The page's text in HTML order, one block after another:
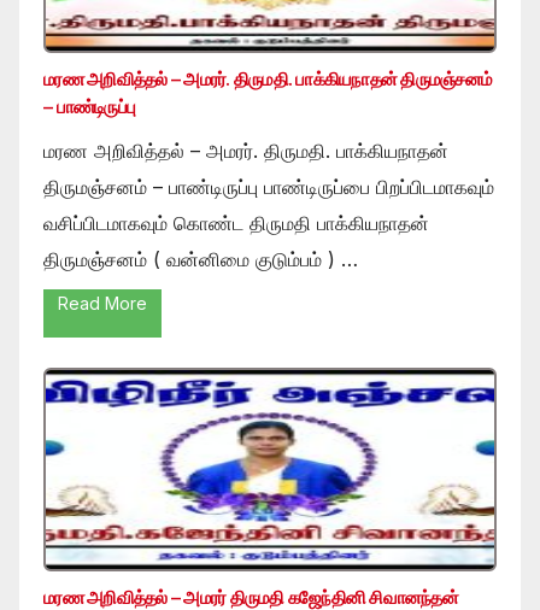
மரண அறிவித்தல் – அமரர். திருமதி. பாக்கியநாதன் திருமஞ்சனம்
– பாண்டிருப்பு
மரண அறிவித்தல் – அமரர். திருமதி. பாக்கியநாதன்
திருமஞ்சனம் – பாண்டிருப்பு பாண்டிருப்பை பிறப்பிடமாகவும்
வசிப்பிடமாகவும் கொண்ட திருமதி பாக்கியநாதன்
திருமஞ்சனம் ( வன்னிமை குடும்பம் ) …
Read More
மரண அறிவித்தல் – அமரர் திருமதி கஜேந்தினி சிவானந்தன்